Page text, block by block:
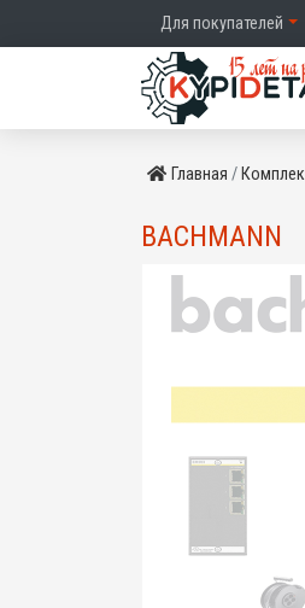
Для покупателей
Главная
BACHMANN